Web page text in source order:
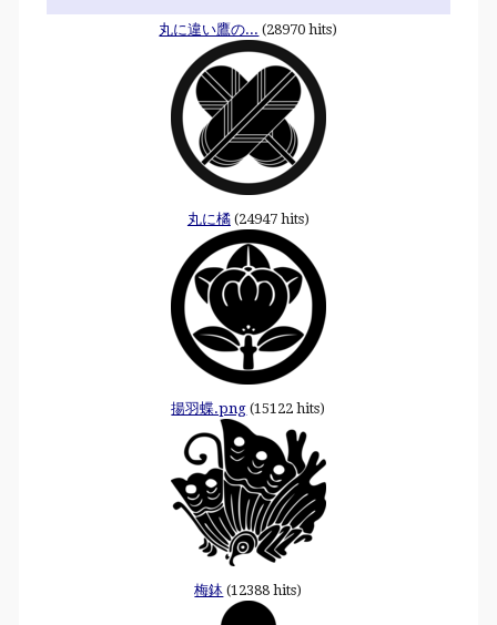
丸に違い鷹の... (28970 hits)
丸に橘(24947 hits)
揚羽蝶.png (15122 hits)
梅鉢 (12388 hits)